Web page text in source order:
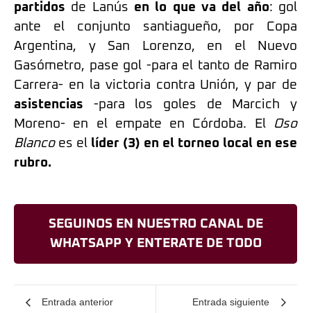
partidos de Lanús en lo que va del año: gol
ante el conjunto santiagueño, por Copa
Argentina, y San Lorenzo, en el Nuevo
Gasómetro, pase gol -para el tanto de Ramiro
Carrera- en la victoria contra Unión, y par de
asistencias -para los goles de Marcich y
Moreno- en el empate en Córdoba. El
Oso
Blancoes el líder (3) en el torneo local en ese
rubro.
SEGUINOS EN NUESTRO CANAL DE
WHATSAPP Y ENTERATE DE TODO
Entrada anterior Entrada siguiente